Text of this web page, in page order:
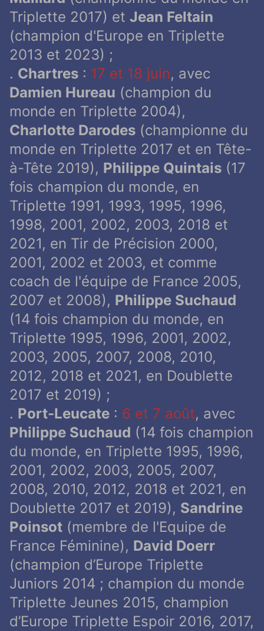
Triplette 2017) et Jean Feltain
(champion d'Europe en Triplette
2013 et 2023) ;
. Chartres : 17 et 18 juin, avec
Damien Hureau (champion du
monde en Triplette 2004),
Charlotte Darodes (championne du
monde en Triplette 2017 et en Tête-
à-Tête 2019), Philippe Quintais (17
fois champion du monde, en
Triplette 1991, 1993, 1995, 1996,
1998, 2001, 2002, 2003, 2018 et
2021, en Tir de Précision 2000,
2001, 2002 et 2003, et comme
coach de l'équipe de France 2005,
2007 et 2008), Philippe Suchaud
(14 fois champion du monde, en
Triplette 1995, 1996, 2001, 2002,
2003, 2005, 2007, 2008, 2010,
2012, 2018 et 2021, en Doublette
2017 et 2019) ;
. Port-Leucate : 6 et 7 août, avec
Philippe Suchaud (14 fois champion
du monde, en Triplette 1995, 1996,
2001, 2002, 2003, 2005, 2007,
2008, 2010, 2012, 2018 et 2021, en
Doublette 2017 et 2019), Sandrine
Poinsot (membre de l'Equipe de
France Féminine), David Doerr
(champion d’Europe Triplette
Juniors 2014 ; champion du monde
Triplette Jeunes 2015, champion
d’Europe Triplette Espoir 2016, 2017,